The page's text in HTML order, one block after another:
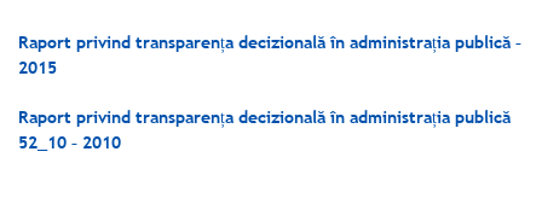
Raport privind transparența decizională în administrația publică –
2015
Raport privind transparența decizională în administrația publică
52_10 – 2010